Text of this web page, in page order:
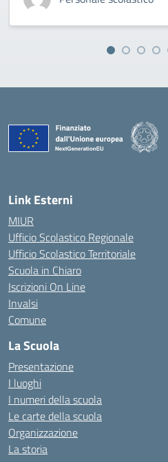
Link Esterni
MIUR
Ufficio Scolastico Regionale
Ufficio Scolastico Territoriale
Scuola in Chiaro
Iscrizioni On Line
Invalsi
Comune
La Scuola
Presentazione
I luoghi
I numeri della scuola
Le carte della scuola
Organizzazione
La storia